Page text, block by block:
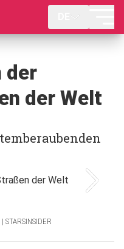
der
der Welt
STARSINSIDER